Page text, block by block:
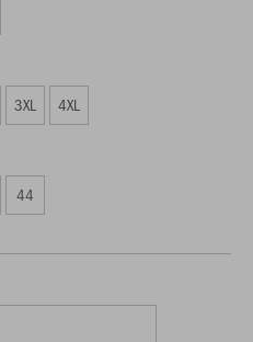
3XL 4XL
44